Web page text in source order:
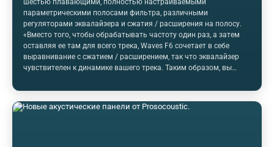
параметрическими полосами фильтра, различными
регуляторами эквалайзера и сжатия / расширения на полосу.
«Вместо того, чтобы обрабатывать частоту один раз, а затем
оставляя ее там для всего трека, Waves F6 сочетает в себе
выравнивание с сжатием / расширением, так что эквалайзер
чувствителен к динамике вашего трека. Таким образом, вы
конкретная частота будет увеличена или сокращена, сжата или
расширена », - говорится в сообщении компании. Особенности
ключевых функций включают в себя точный EQ, запускаемый